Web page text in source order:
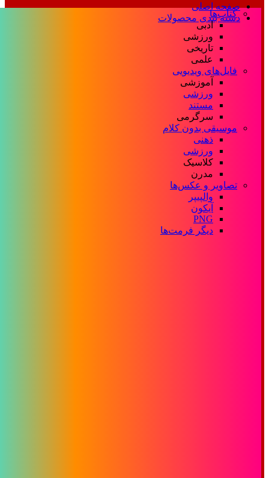
صفحه اصلی
دسته بندی محصولات
کتاب‌ها
ادبی
ورزشی
تاریخی
علمی
فایل‌های ویدیویی
آموزشی
ورزشی
مستند
سرگرمی
موسیقی بدون کلام
ذهنی
ورزشی
کلاسیک
مدرن
تصاویر و عکس‌ها
والپیپر
آیکون
PNG
دیگر فرمت‌ها